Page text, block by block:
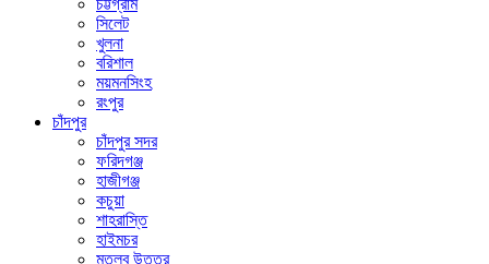
চট্টগ্রাম
সিলেট
খুলনা
বরিশাল
ময়মনসিংহ
রংপুর
চাঁদপুর
চাঁদপুর সদর
ফরিদগঞ্জ
হাজীগঞ্জ
কচুয়া
শাহরাস্তি
হাইমচর
মতলব উত্তর